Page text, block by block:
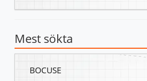
Mest sökta
BOCUSE